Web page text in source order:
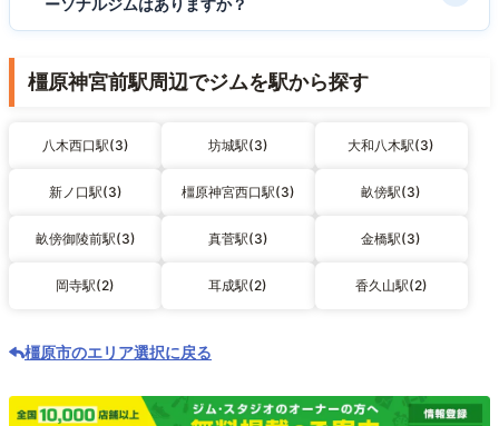
橿原神宮前駅周辺でジムを駅から探す
八木西口駅(3) 坊城駅(3) 大和八木駅(3)
新ノ口駅(3) 橿原神宮西口駅(3) 畝傍駅(3)
畝傍御陵前駅(3) 真菅駅(3) 金橋駅(3)
岡寺駅(2) 耳成駅(2) 香久山駅(2)
橿原市のエリア選択に戻る